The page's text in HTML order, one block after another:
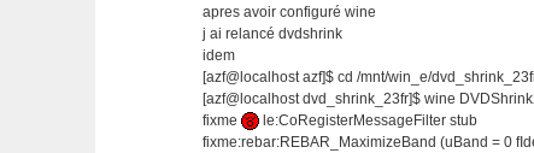
apres avoir configuré wine
j ai relancé dvdshrink
idem
[azf@localhost azf]$ cd /mnt/win_e/
[azf@localhost dvd_shrink_23fr]$ wine
fixme
le:CoRegisterMessageFilter stub
fixme:rebar:REBAR_MaximizeBand (uBand = 0